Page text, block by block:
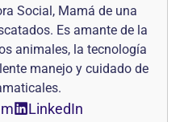
Social, Mamá de una
Es amante de la
animales, la tecnología
manejo y cuidado de
LinkedIn